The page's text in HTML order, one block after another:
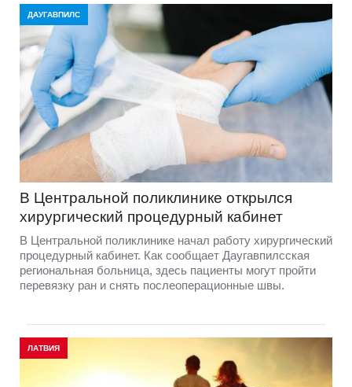
ДАУГАВПИЛС
В Центральной поликлинике открылся
хирургический процедурный кабинет
В Центральной поликлинике начал работу хирургический
процедурный кабинет. Как сообщает Даугавпилсская
региональная больница, здесь пациенты могут пройти
перевязку ран и снять послеоперационные швы.
ЛАТВИЯ